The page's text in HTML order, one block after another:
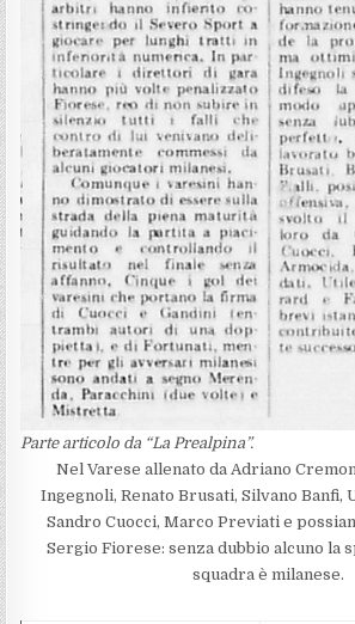
Parte articolo da “La Prealpina”.
Nel Varese allenato da Adriano
Ingegnoli, Renato Brusati, Silvano Banfi,
Sandro Cuocci, Marco Previati e
Sergio Fiorese: senza dubbio alcuno la
squadra è milanese.